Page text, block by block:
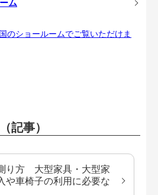
ム
のショールームでご覧いただけま
記事）
り方 大型家具・大型家
や車椅子の利用に必要な